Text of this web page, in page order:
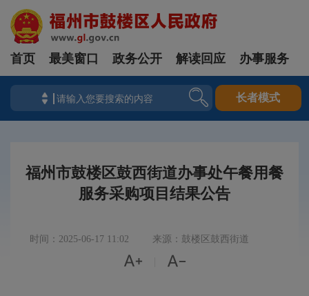
首页 最美窗口 政务公开 解读回应 办事服务
长者模式
福州市鼓楼区鼓西街道办事处午餐用餐
服务采购项目结果公告
时间：2025-06-17 11:02 来源：鼓楼区鼓西街道
 